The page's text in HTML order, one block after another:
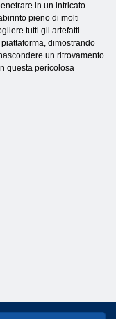
in un intricato
pieno di molti
tutti gli artefatti
dimostrando
un ritrovamento
questa pericolosa